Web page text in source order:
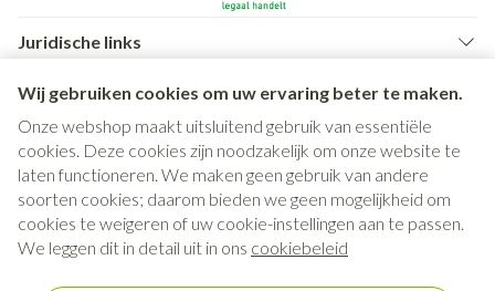
Wij gebruiken cookies om uw ervaring beter te maken.
Onze webshop maakt uitsluitend gebruik van essentiële
cookies. Deze cookies zijn noodzakelijk om onze website te
laten functioneren. We maken geen gebruik van andere
soorten cookies; daarom bieden we geen mogelijkheid om
cookies te weigeren of uw cookie-instellingen aan te passen.
We leggen dit in detail uit in ons cookiebeleid
Juridische links